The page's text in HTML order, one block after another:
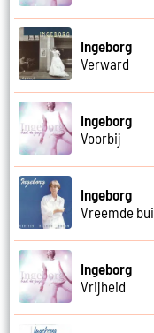
Ingeborg
Verward
Ingeborg
Voorbij
Ingeborg
Vreemde bui
Ingeborg
Vrijheid